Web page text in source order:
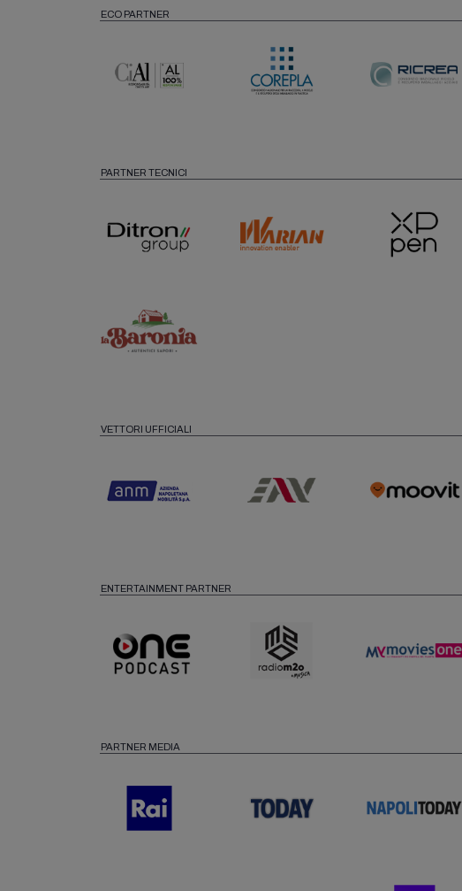
ECO PARTNER
PARTNER TECNICI
VETTORI UFFICIALI
ENTERTAINMENT PARTNER
PARTNER MEDIA